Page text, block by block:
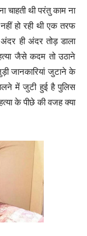
चाहती थी परंतु काम ना
हो रही थी एक तरफ
ही अंदर तोड़ डाला
जैसे कदम तो उठाने
जानकारियां जुटाने के
में जुटी हुई है पुलिस
के पीछे की वजह क्या